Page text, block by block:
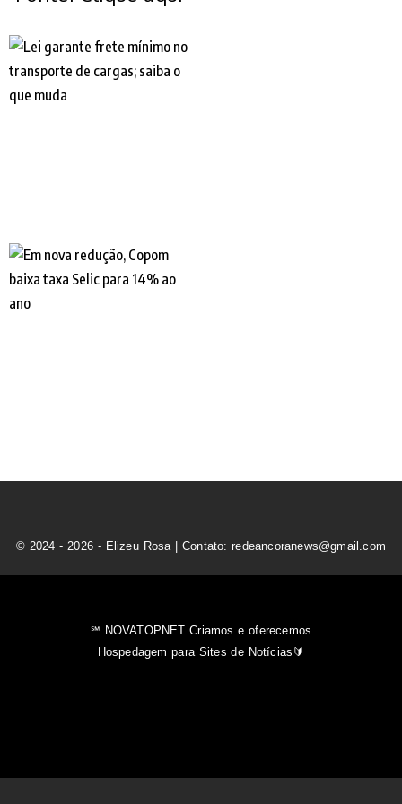
© 2024 - 2026 - Elizeu Rosa | Contato: redeancoranews@gmail.com
℠ NOVATOPNET Criamos e oferecemos
Hospedagem para Sites de Notícias🔰